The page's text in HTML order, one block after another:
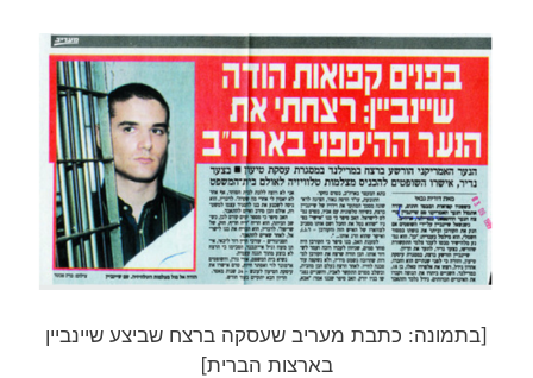
[בתמונה: כתבת מעריב שעסקה ברצח שביצע שיינביין
בארצות הברית]